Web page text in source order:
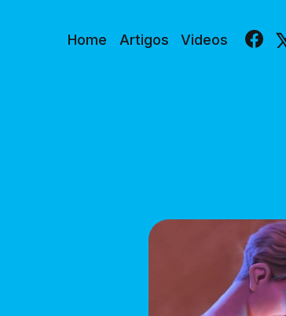
Home Artigos Videos